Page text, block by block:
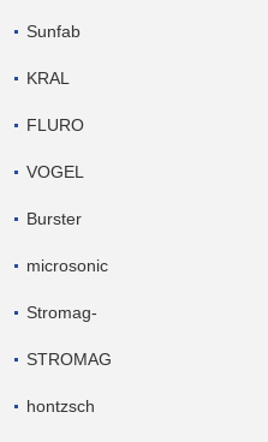
Sunfab
KRAL
FLURO
VOGEL
Burster
microsonic
Stromag-
STROMAG
hontzsch